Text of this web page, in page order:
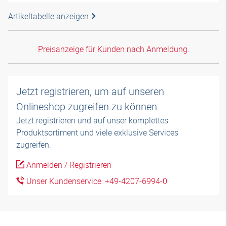
Artikeltabelle anzeigen
Preisanzeige für Kunden nach Anmeldung.
Jetzt registrieren, um auf unseren
Onlineshop zugreifen zu können.
Jetzt registrieren und auf unser komplettes
Produktsortiment und viele exklusive Services
zugreifen.
Anmelden / Registrieren
Unser Kundenservice: +49-4207-6994-0